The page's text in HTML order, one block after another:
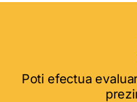
Poti efectua